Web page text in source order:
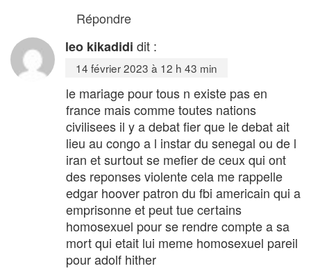
Répondre
leo kikadidi dit :
14 février 2023 à 12 h 43 min
le mariage pour tous n existe pas en
france mais comme toutes nations
civilisees il y a debat fier que le debat ait
lieu au congo a l instar du senegal ou de l
iran et surtout se mefier de ceux qui ont
des reponses violente cela me rappelle
edgar hoover patron du fbi americain qui a
emprisonne et peut tue certains
homosexuel pour se rendre compte a sa
mort qui etait lui meme homosexuel pareil
pour adolf hither